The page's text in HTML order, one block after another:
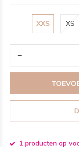
XXS XS
1 producten op